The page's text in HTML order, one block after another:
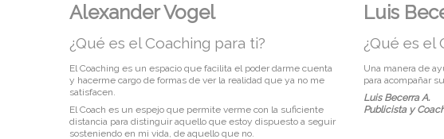
Alexander Vogel
¿Qué es el Coaching para ti?
El Coaching es un espacio que facilita el poder darme cuenta
y hacerme cargo de formas de ver la realidad que ya no me
satisfacen.
El Coach es un espejo que permite verme con la suficiente
distancia para distinguir aquello que estoy dispuesto a seguir
sosteniendo en mi vida, de aquello que no.
Luis
¿Qué es el
Una manera de
para acompañar
Luis Becerra A.
Publicista y